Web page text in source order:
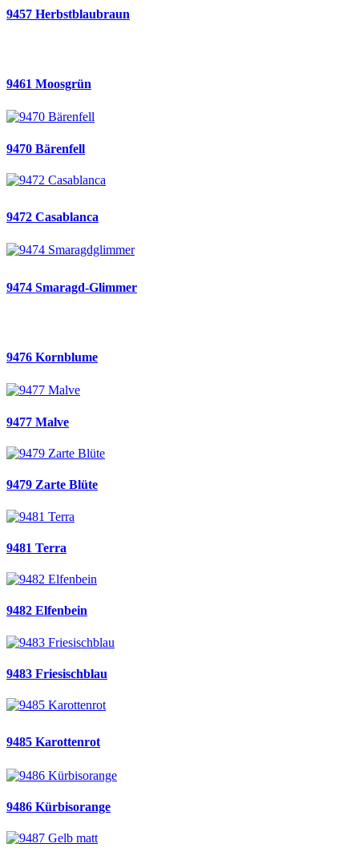
9457 Herbstblaubraun
9461 Moosgrün
9470 Bärenfell
9472 Casablanca
9474 Smaragd-Glimmer
9476 Kornblume
9477 Malve
9479 Zarte Blüte
9481 Terra
9482 Elfenbein
9483 Friesischblau
9485 Karottenrot
9486 Kürbisorange